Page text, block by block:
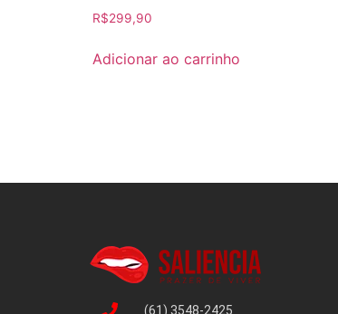
R$299,90
Adicionar ao carrinho
(61) 3548-2425